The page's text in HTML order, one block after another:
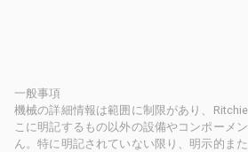
一般事項
機械の詳細情報は範囲に制限があり、
こに明記するもの以外の設備やコンポーメ
ん。特に明記されていない限り、明示的ま